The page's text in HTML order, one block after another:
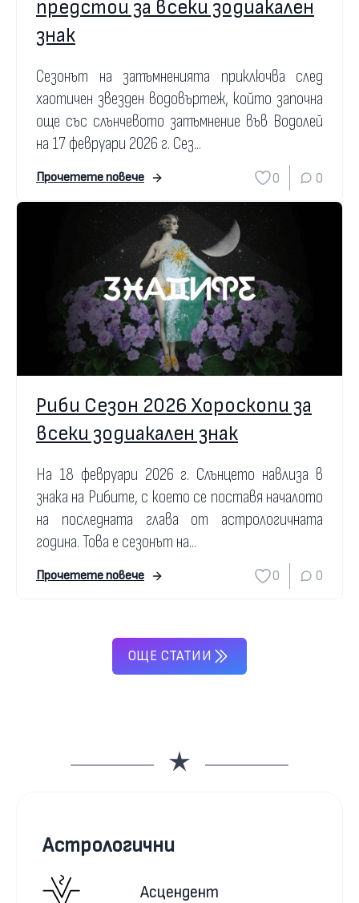
предстои за всеки зодиакален
знак
Сезонът на затъмненията приключва след
хаотичен звезден водовъртеж, който започна
още със слънчевото затъмнение във Водолей
на 17 февруари 2026 г. Сез...
Прочетете повече 0 0
Риби Сезон 2026 Хороскопи за
всеки зодиакален знак
На 18 февруари 2026 г. Слънцето навлиза в
знака на Рибите, с което се поставя началото
на последната глава от астрологичната
година. Това е сезонът на...
Прочетете повече 0 0
ОЩЕ СТАТИИ
Астрологични
Асцендент